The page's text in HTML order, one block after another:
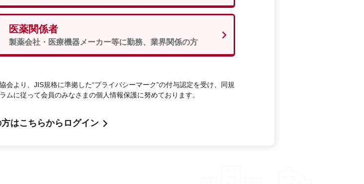
医薬関係者
製薬会社・医療機器メーカー等に勤務、業界関係の方
会より、JIS規格に準拠した“プライバシーマーク”の付与認定を受け、同規
ムに従って会員のみなさまの個人情報保護に努めております。
はこちらからログイン
次へ